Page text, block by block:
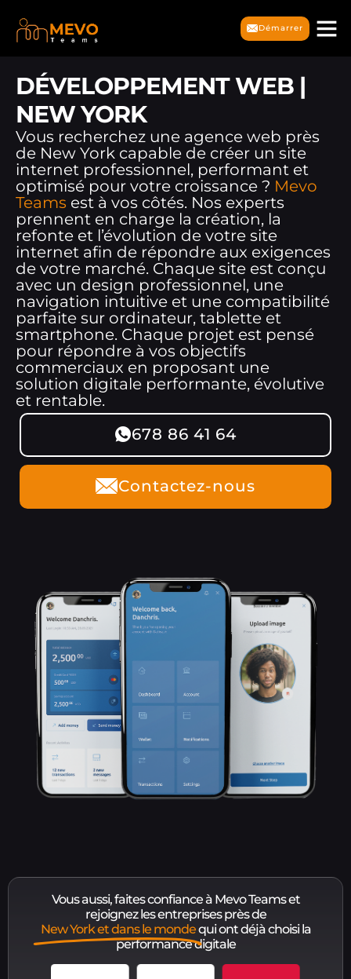
Démarrer
DÉVELOPPEMENT WEB |
NEW YORK
Vous recherchez une agence web près
de New York capable de créer un site
internet professionnel, performant et
optimisé pour votre croissance ? Mevo
Teams est à vos côtés. Nos experts
prennent en charge la création, la
refonte et l’évolution de votre site
internet afin de répondre aux exigences
de votre marché. Chaque site est conçu
avec un design professionnel, une
navigation intuitive et une compatibilité
parfaite sur ordinateur, tablette et
smartphone. Chaque projet est pensé
pour répondre à vos objectifs
commerciaux en proposant une
solution digitale performante, évolutive
et rentable.
678 86 41 64
Contactez-nous
Vous aussi, faites confiance à Mevo Teams et
rejoignez les entreprises près de
New York et dans le mondequi ont déjà choisi la
performance digitale